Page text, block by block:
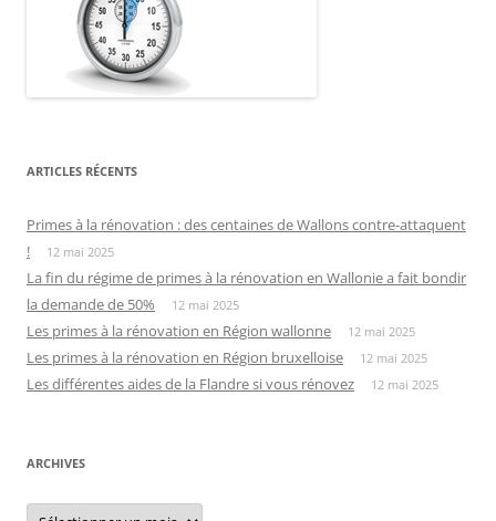
ARTICLES RÉCENTS
Primes à la rénovation : des centaines de Wallons contre-attaquent
!
12 mai 2025
La fin du régime de primes à la rénovation en Wallonie a fait bondir
la demande de 50%
12 mai 2025
Les primes à la rénovation en Région wallonne 12 mai 2025
Les primes à la rénovation en Région bruxelloise 12 mai 2025
Les différentes aides de la Flandre si vous rénovez 12 mai 2025
ARCHIVES
Archives